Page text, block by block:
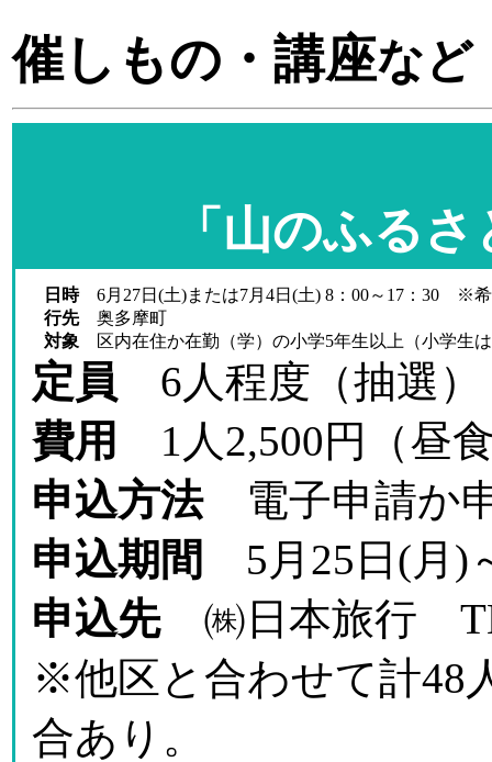
催しもの・講座など
「山のふる
日時6月27日(土)または7月4日(土) 8：00～17：30 ※
行先奥多摩町
対象 区内在住か在勤（学）の小学5年生以上（小学生
定員 6人程度（抽選）
費用
1人2,500円（昼
申込方法電子申請か
申込期間
5月25日(月
申込先㈱日本旅行 TEL
※他区と合わせて計48
合あり。